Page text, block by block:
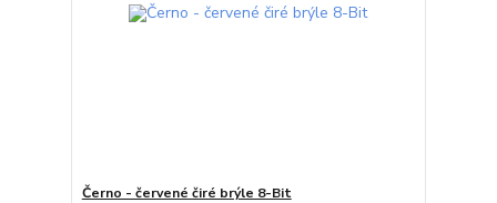
Černo - červené čiré brýle 8-Bit